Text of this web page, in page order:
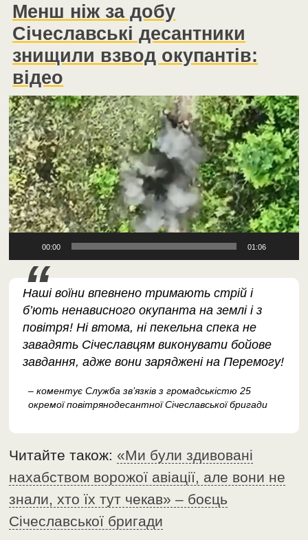
Менш ніж за добу
Січеславські десантники
знищили взвод окупантів:
відео
Відеопрогравач
00:00 01:06
Наші воїни впевнено тримають стрій і
б’ють ненависного окупанта на землі і з
повітря! Ні втома, ні пекельна спека не
завадять Січеславцям виконувати бойове
завдання, адже вони заряджені на Перемогу!
– коментує Служба зв’язків з громадськістю 25
окремої повітрянодесантної Січеславської бригади
Читайте також:«Ми були здивовані
нахабством ворожої авіації, але вони не
знали, хто їх тут чекав» – боєць
Січеславської бригади